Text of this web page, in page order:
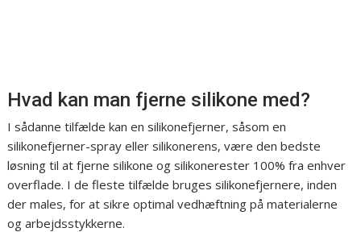
Hvad kan man fjerne silikone med?
I sådanne tilfælde kan en silikonefjerner, såsom en
silikonefjerner-spray eller silikonerens, være den bedste
løsning til at fjerne silikone og silikonerester 100% fra enhver
overflade. I de fleste tilfælde bruges silikonefjernere, inden
der males, for at sikre optimal vedhæftning på materialerne
og arbejdsstykkerne.